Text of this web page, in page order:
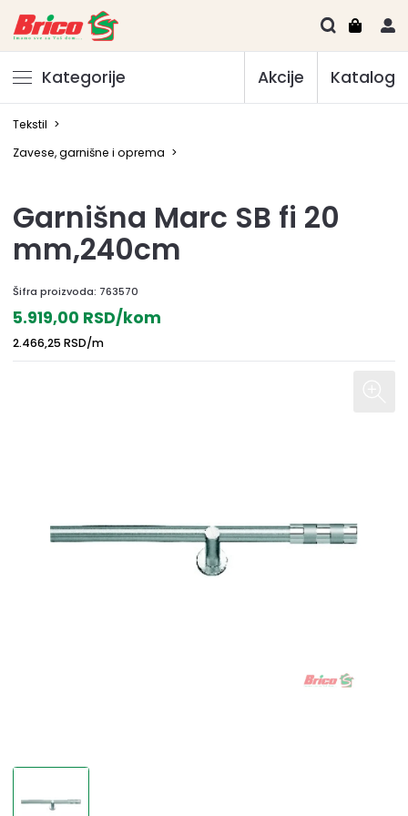
Kategorije Akcije Katalog
Tekstil >
Zavese, garnišne i oprema >
Garnišna Marc SB fi 20
mm,240cm
Šifra proizvoda: 763570
5.919,00 RSD/kom
2.466,25 RSD/m